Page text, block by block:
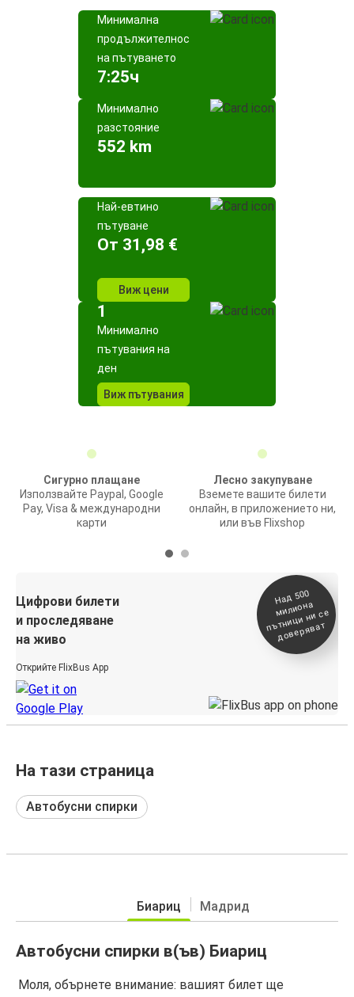
Минимална
продължителност
на пътуването
7:25ч
Минимално
разстояние
552 km
Най-евтино
пътуване
Oт 31,98 €
Виж цени
1
Минимално
пътувания на
ден
Виж пътувания
Сигурно плащане
Използвайте Paypal, Google
Pay, Visa & международни
карти
Лесно закупуване
Вземете вашите билети
онлайн, в приложението ни,
или във Flixshop
Цифрови билети
и проследяване
на живо
Открийте FlixBus App
На
д 500
милиона
п
ътници ни се
доверяват
На тази страница
Автобусни спирки
Биариц Мадрид
Автобусни спирки в(ъв) Биариц
Моля, обърнете внимание: вашият билет ще